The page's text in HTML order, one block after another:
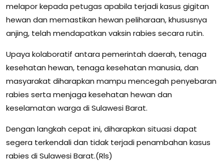
melapor kepada petugas apabila terjadi kasus gigitan
hewan dan memastikan hewan peliharaan, khususnya
anjing, telah mendapatkan vaksin rabies secara rutin.
Upaya kolaboratif antara pemerintah daerah, tenaga
kesehatan hewan, tenaga kesehatan manusia, dan
masyarakat diharapkan mampu mencegah penyebaran
rabies serta menjaga kesehatan hewan dan
keselamatan warga di Sulawesi Barat.
Dengan langkah cepat ini, diharapkan situasi dapat
segera terkendali dan tidak terjadi penambahan kasus
rabies di Sulawesi Barat.(Rls)